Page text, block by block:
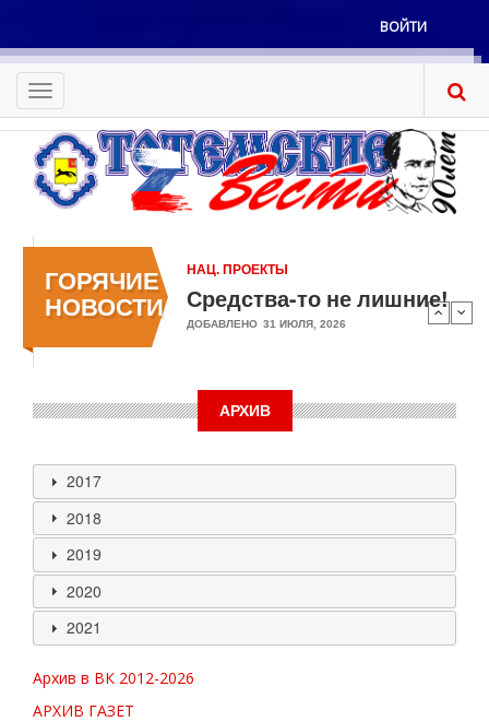
основному
содержанию
Меню
учётной
записи
пользователя
ВОЙТИ
Toggle
navigation
ГОРЯЧИЕ
НОВОСТИ
НАЦ. ПРОЕКТЫ
Средства-то не лишние!
ДОБАВЛЕНО 31 ИЮЛЯ, 2026
АРХИВ
2017
2018
2019
2020
2021
Архив в ВК 2012-2026
АРХИВ ГАЗЕТ